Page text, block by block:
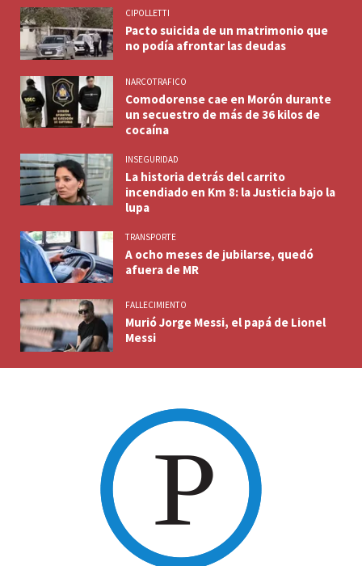
CIPOLLETTI
Pacto suicida de un matrimonio que
no podía afrontar las deudas
NARCOTRAFICO
Comodorense cae en Morón durante
un secuestro de más de 36 kilos de
cocaína
INSEGURIDAD
La historia detrás del carrito
incendiado en Km 8: la Justicia bajo la
lupa
TRANSPORTE
A ocho meses de jubilarse, quedó
afuera de MR
FALLECIMIENTO
Murió Jorge Messi, el papá de Lionel
Messi